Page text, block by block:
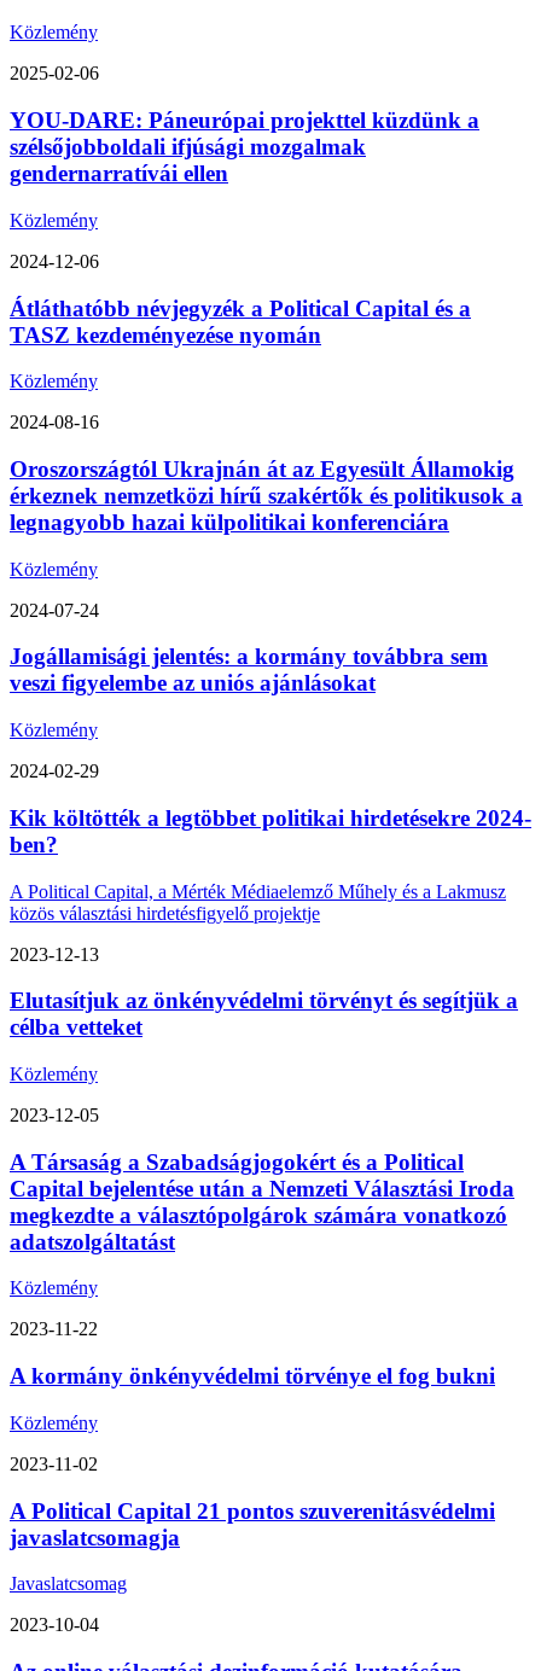
Közlemény
2025-02-06
YOU-DARE: Páneurópai projekttel küzdünk a
szélsőjobboldali ifjúsági mozgalmak
gendernarratívái ellen
Közlemény
2024-12-06
Átláthatóbb névjegyzék a Political Capital és a
TASZ kezdeményezése nyomán
Közlemény
2024-08-16
Oroszországtól Ukrajnán át az Egyesült Államokig
érkeznek nemzetközi hírű szakértők és politikusok a
legnagyobb hazai külpolitikai konferenciára
Közlemény
2024-07-24
Jogállamisági jelentés: a kormány továbbra sem
veszi figyelembe az uniós ajánlásokat
Közlemény
2024-02-29
Kik költötték a legtöbbet politikai hirdetésekre 2024-
ben?
A Political Capital, a Mérték Médiaelemző Műhely és a Lakmusz
közös választási hirdetésfigyelő projektje
2023-12-13
Elutasítjuk az önkényvédelmi törvényt és segítjük a
célba vetteket
Közlemény
2023-12-05
A Társaság a Szabadságjogokért és a Political
Capital bejelentése után a Nemzeti Választási Iroda
megkezdte a választópolgárok számára vonatkozó
adatszolgáltatást
Közlemény
2023-11-22
A kormány önkényvédelmi törvénye el fog bukni
Közlemény
2023-11-02
A Political Capital 21 pontos szuverenitásvédelmi
javaslatcsomagja
Javaslatcsomag
2023-10-04